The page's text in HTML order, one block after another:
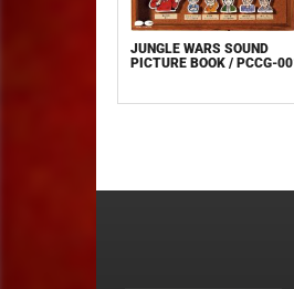
JUNGLE WARS SOUND
PICTURE BOOK / PCCG-